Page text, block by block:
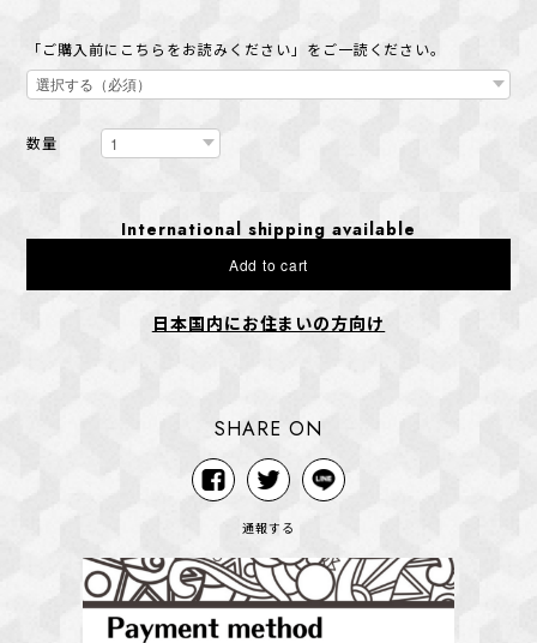
「ご購入前にこちらをお読みください」をご一読ください。
数量
International shipping available
Add to cart
日本国内にお住まいの方向け
SHARE ON
通報する